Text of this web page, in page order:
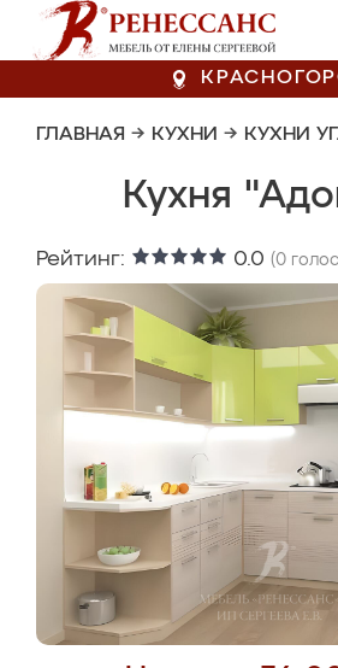
ГЛАВНАЯ → КУХНИ → КУХНИ
Кухня
Рейтинг: 0.0 (0